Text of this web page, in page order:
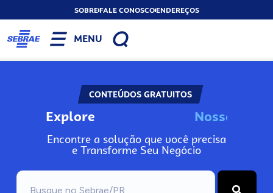
SOBREFALE CONOSCOENDEREÇOS
MENU
CONTEÚDOS GRATUITOS
Explore Nosso
Encontre a solução que você precisa
e Transforme Seu Negócio